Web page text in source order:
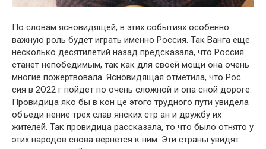
По словам ясновидящей, в этих событиях особенно
важную роль будет играть именно Россия. Так Ванга еще
несколько десятилетий назад предсказала, что Россия
станет непобедимым, так как для своей мощи она очень
многие пожертвовала. Ясновидящая отметила, что Рос
сия в 2О22 г пойдет по очень сложной и опа сной дороге.
Провидица яко бы в кон це этого трудного пути увидела
объеди нение трех слав янских стр ан и дружбу их
жителей. Так провидица рассказала, то что было отнято у
этих народов снова вернется к ним. Эти страны увидят